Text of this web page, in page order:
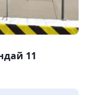
11